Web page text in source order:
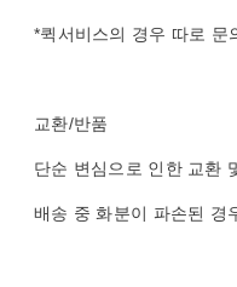
*퀵서비스의 경우 따로 문
교환/반품
단순 변심으로 인한 교환
배송 중 화분이 파손된 경